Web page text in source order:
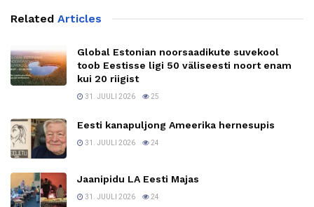
Related Articles
Global Estonian noorsaadikute suvekool
toob Eestisse ligi 50 väliseesti noort enam
kui 20 riigist
31. JUULI 2026 25
Eesti kanapuljong Ameerika hernesupis
31. JUULI 2026 24
Jaanipidu LA Eesti Majas
31. JUULI 2026 24